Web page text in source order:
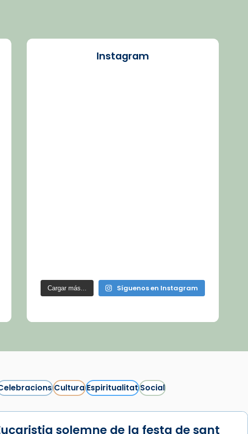
Instagram
Cargar más... Síguenos en Instagram
CulturaEspiritualitatSocial
solemne de la festa de sant